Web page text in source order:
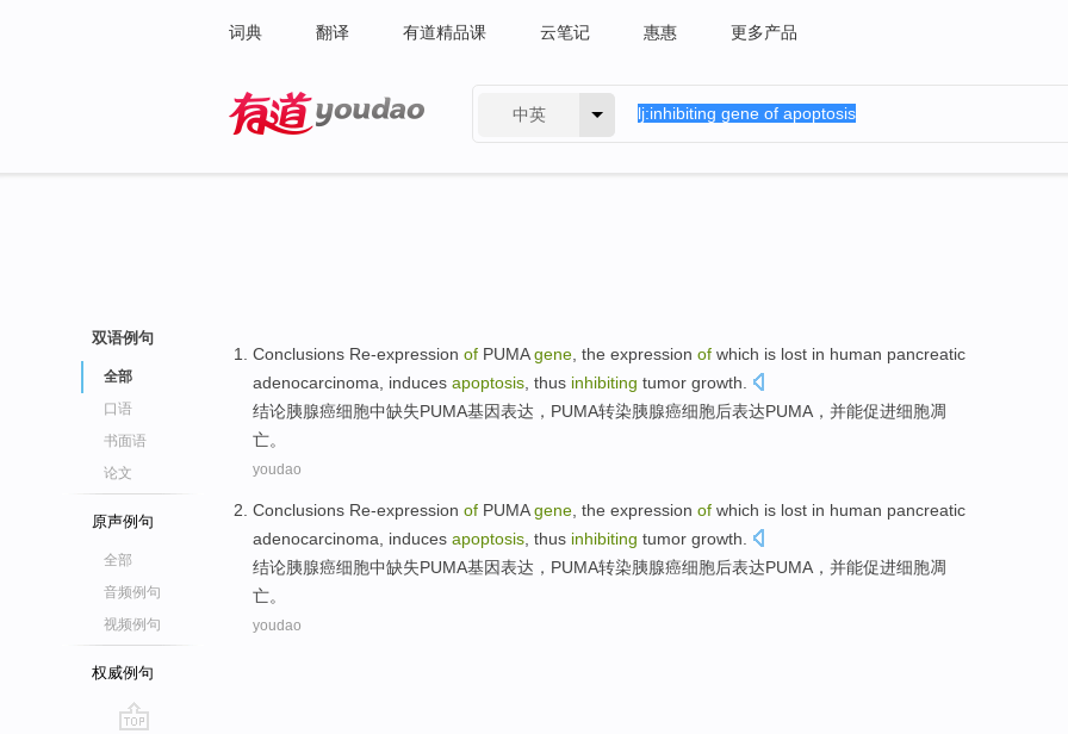
词典 翻译 有道精品课 云笔记 惠惠 更多产品
中英
双语例句
全部
口语
书面语
论文
原声例句
全部
音频例句
视频例句
权威例句
Conclusions Re-expression of PUMA gene , the expression of which is lost in human pancreatic
adenocarcinoma, induces apoptosis , thus inhibiting tumor growth.
结论胰腺癌细胞中缺失PUMA基因表达 ，PUMA转染胰腺癌细胞后表达PUMA，并能促进细胞凋
亡。
youdao
Conclusions Re-expression of PUMA gene , the expression of which is lost in human pancreatic
adenocarcinoma, induces apoptosis , thus inhibiting tumor growth.
结论胰腺癌细胞中缺失PUMA基因表达 ，PUMA转染胰腺癌细胞后表达PUMA，并能促进细胞凋
亡。
youdao